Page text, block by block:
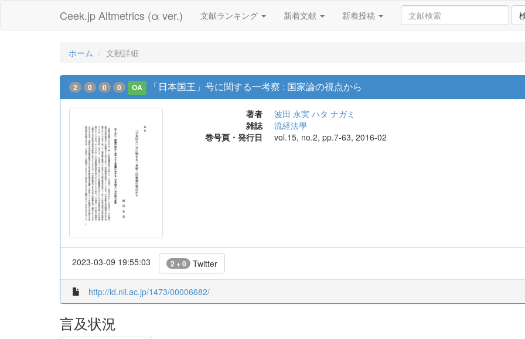
Ceek.jp Altmetrics (α ver.) 文献ランキング 新着文献 新着投稿
ホーム 文献詳細
2 0 0 0 OA 「日本国王」号に関する一考察 : 国家論の視点から
著者 波田 永実 ハタ ナガミ
雑誌
流経法學
巻号頁・発行日
vol.15, no.2, pp.7-63, 2016-02
2023-03-09 19:55:03 2 + 0 Twitter
http://id.nii.ac.jp/1473/00006682/
言及状況